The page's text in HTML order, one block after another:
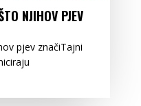
NJIHOV PJEV
pjev značiTajni